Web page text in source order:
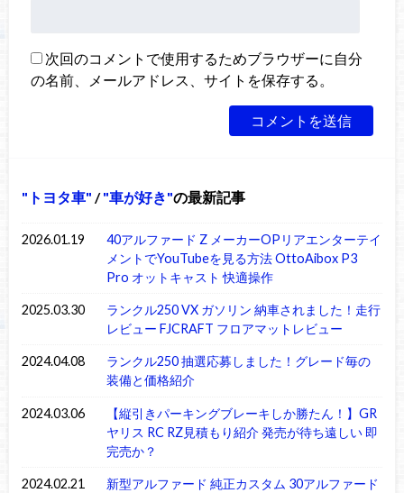
次回のコメントで使用するためブラウザーに自分
の名前、メールアドレス、サイトを保存する。
トヨタ車 / 車が好き の最新記事
2026.01.19
40アルファード Z メーカーOPリアエンターテイ
メントでYouTubeを見る方法 OttoAibox P3
Pro オットキャスト 快適操作
2025.03.30
ランクル250 VX ガソリン 納車されました！走行
レビュー FJCRAFT フロアマットレビュー
2024.04.08
ランクル250 抽選応募しました！グレード毎の
装備と価格紹介
2024.03.06
【縦引きパーキングブレーキしか勝たん！】GR
ヤリス RC RZ見積もり紹介 発売が待ち遠しい 即
完売か？
2024.02.21
新型アルファード 純正カスタム 30アルファード